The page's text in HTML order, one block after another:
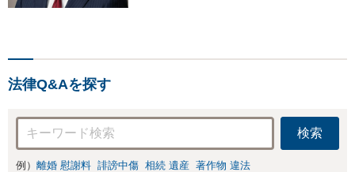
法律Q&Aを探す
検索
例） 離婚 慰謝料 誹謗中傷 相続 遺産 著作物 違法